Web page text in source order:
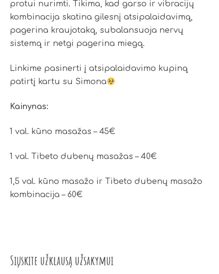
protui nurimti. Tikima, kad garso ir vibracijų
kombinacija skatina gilesnį atsipalaidavimą,
pagerina kraujotaką, subalansuoja nervų
sistemą ir netgi pagerina miegą.
Linkime pasinerti į atsipalaidavimo kupiną
patirtį kartu su Simona
Kainynas:
1 val. kūno masažas – 45€
1 val. Tibeto dubenų masažas – 40€
1,5 val. kūno masažo ir Tibeto dubenų masažo
kombinacija – 60€
Siųskite užklausą užsakymui